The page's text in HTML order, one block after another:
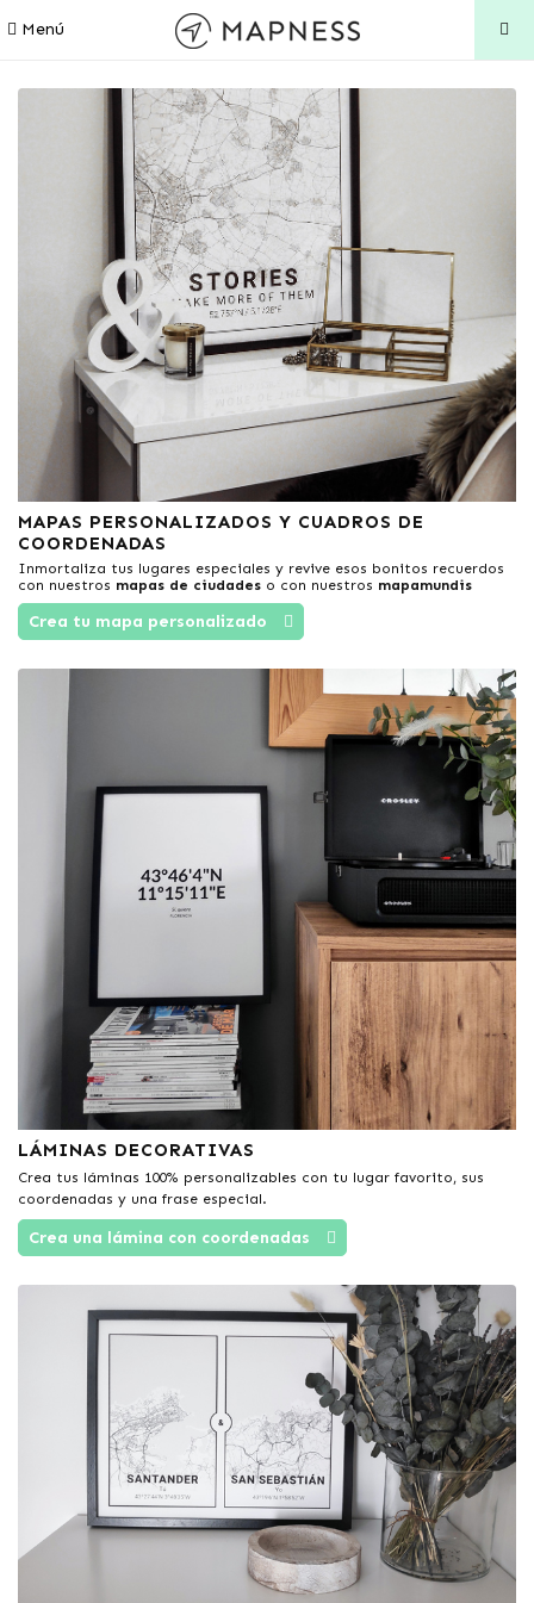
Menú
MAPAS PERSONALIZADOS Y CUADROS DE
COORDENADAS
Inmortaliza tus lugares especiales y revive esos bonitos recuerdos
con nuestros mapas de ciudades o con nuestros mapamundis
Crea tu mapa personalizado
LÁMINAS DECORATIVAS
Crea tus láminas 100% personalizables con tu lugar favorito, sus
coordenadas y una frase especial.
Crea una lámina con coordenadas